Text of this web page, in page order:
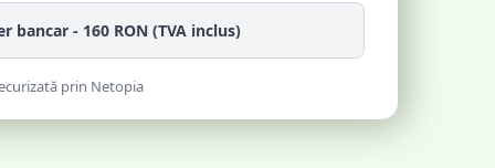
bancar - 160 RON (TVA inclus)
prin Netopia